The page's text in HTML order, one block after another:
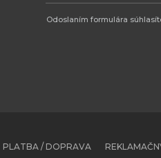
Odoslaním formulára
PLATBA / DOPRAVA